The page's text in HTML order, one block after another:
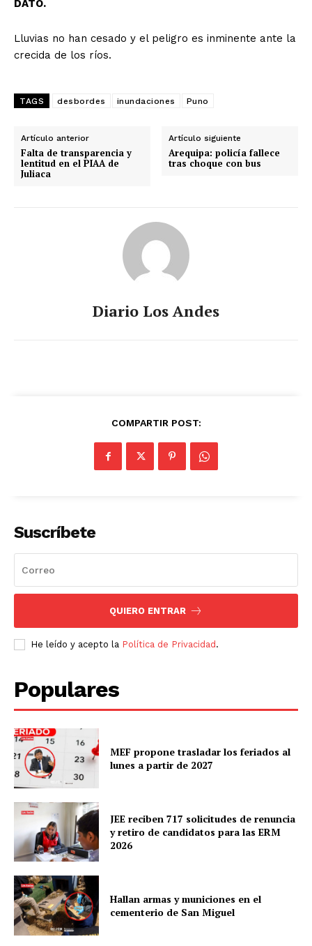
DATO.
Lluvias no han cesado y el peligro es inminente ante la
crecida de los ríos.
TAGS desbordes inundaciones Puno
Artículo anterior
Falta de transparencia y
lentitud en el PIAA de
Juliaca
Artículo siguiente
Arequipa: policía fallece
tras choque con bus
Diario Los Andes
COMPARTIR POST:
Suscríbete
QUIERO ENTRAR
He leído y acepto la Política de Privacidad .
Populares
MEF propone trasladar los feriados al
lunes a partir de 2027
JEE reciben 717 solicitudes de renuncia
y retiro de candidatos para las ERM
2026
Hallan armas y municiones en el
cementerio de San Miguel